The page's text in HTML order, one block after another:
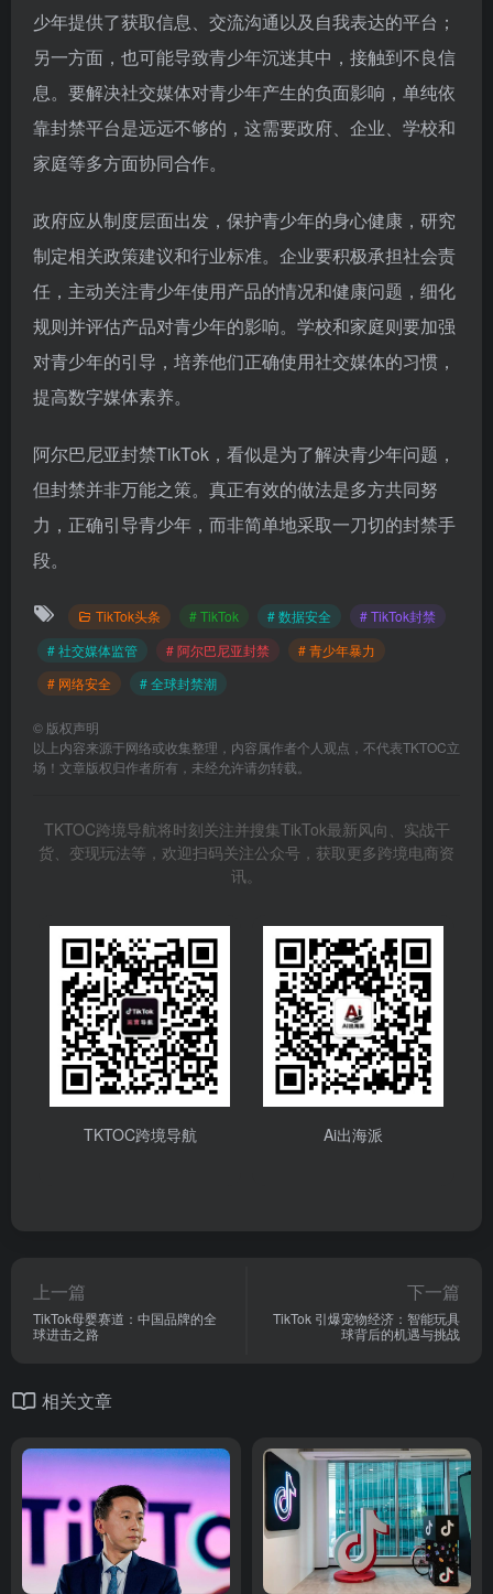
少年提供了获取信息、交流沟通以及自我表达的平台；
另一方面，也可能导致青少年沉迷其中，接触到不良信
息。要解决社交媒体对青少年产生的负面影响，单纯依
靠封禁平台是远远不够的，这需要政府、企业、学校和
家庭等多方面协同合作。
政府应从制度层面出发，保护青少年的身心健康，研究
制定相关政策建议和行业标准。企业要积极承担社会责
任，主动关注青少年使用产品的情况和健康问题，细化
规则并评估产品对青少年的影响。学校和家庭则要加强
对青少年的引导，培养他们正确使用社交媒体的习惯，
提高数字媒体素养。
阿尔巴尼亚封禁TikTok，看似是为了解决青少年问题，
但封禁并非万能之策。真正有效的做法是多方共同努
力，正确引导青少年，而非简单地采取一刀切的封禁手
段。
TikTok头条 # TikTok # 数据安全
# TikTok封禁
# 社交媒体监管
# 阿尔巴尼亚封禁
# 青少年暴力
# 网络安全
# 全球封禁潮
© 版权声明
以上内容来源于网络或收集整理，内容属作者个人观点，不代表TKTOC立
场！文章版权归作者所有，未经允许请勿转载。
TKTOC跨境导航将时刻关注并搜集TikTok最新风向、实战干
货、变现玩法等，欢迎扫码关注公众号，获取更多跨境电商资
讯。
TKTOC跨境导航 Ai出海派
上一篇
TikTok母婴赛道：中国品牌的全
球进击之路
下一篇
TikTok 引爆宠物经济：智能玩具
球背后的机遇与挑战
相关文章